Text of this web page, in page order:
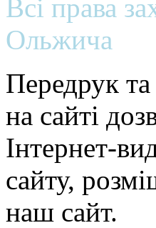
Всі права
Ольжича
Передрук
на сайті
Інтернет-
сайту,
наш сайт.